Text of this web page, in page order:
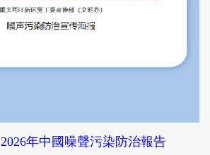
2026年中國噪聲污染防治報告